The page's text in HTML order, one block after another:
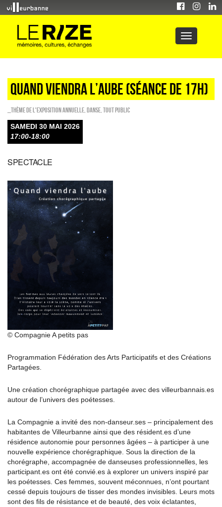
QUAND VIENDRA L’AUBE (séance de 17h)
_Thème de l'exposition annuelle Danse Tout public
SAMEDI 30 MAI 2026
17:00-18:00
SPECTACLE
© Compagnie A petits pas
Programmation Fédération des Arts Participatifs et des Créations
Partagées.
Une création chorégraphique partagée avec des villeurbannais.es
autour de l’univers des poétesses.
La Compagnie a invité des non-danseur.ses – principalement des
habitantes de Villeurbanne ainsi que des résident.es d’une
résidence autonomie pour personnes âgées – à participer à une
nouvelle expérience chorégraphique. Sous la direction de la
chorégraphe, accompagnée de danseuses professionnelles, les
participant.es ont été convié.es à explorer un univers inspiré par
les poétesses. Ces femmes, souvent méconnues, n’ont pourtant
cessé depuis toujours de tisser des mondes invisibles. Leurs mots
sont des fils de résistance et de beauté, des voix éclatantes,